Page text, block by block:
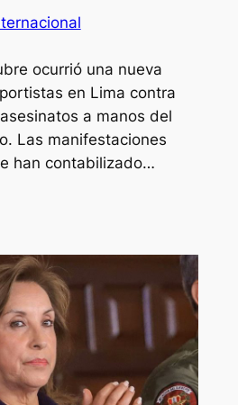
ocurrió una nueva
en Lima contra
a manos del
Las manifestaciones
han contabilizado…